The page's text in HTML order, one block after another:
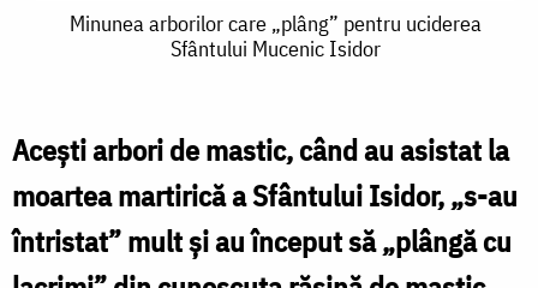
Minunea
„plâng”
pentru
uciderea
Sfântului
Minunea arborilor care „plâng” pentru uciderea
Sfântului Mucenic Isidor
Acești arbori de mastic, când au asistat la
moartea martirică a Sfântului Isidor, „s-au
întristat” mult și au început să „plângă cu